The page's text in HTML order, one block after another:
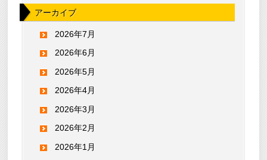
アーカイブ
2026年7月
2026年6月
2026年5月
2026年4月
2026年3月
2026年2月
2026年1月